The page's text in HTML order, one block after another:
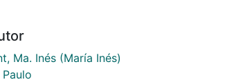
Ma. Inés (María Inés)